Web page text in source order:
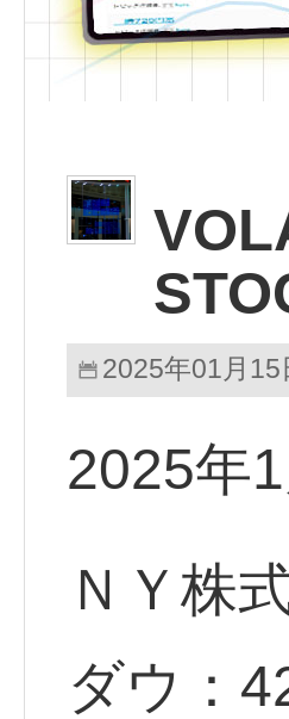
2025年01月15
2025年
ＮＹ株
ダウ：